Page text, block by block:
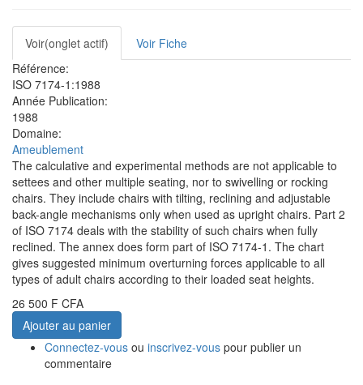
Onglets
principaux
Voir(onglet actif)
Voir Fiche
Référence:
ISO 7174-1:1988
Année Publication:
1988
Domaine:
Ameublement
The calculative and experimental methods are not applicable to
settees and other multiple seating, nor to swivelling or rocking
chairs. They include chairs with tilting, reclining and adjustable
back-angle mechanisms only when used as upright chairs. Part 2
of ISO 7174 deals with the stability of such chairs when fully
reclined. The annex does form part of ISO 7174-1. The chart
gives suggested minimum overturning forces applicable to all
types of adult chairs according to their loaded seat heights.
26 500 F CFA
Ajouter au panier
Connectez-vous ou inscrivez-vous pour publier un
commentaire